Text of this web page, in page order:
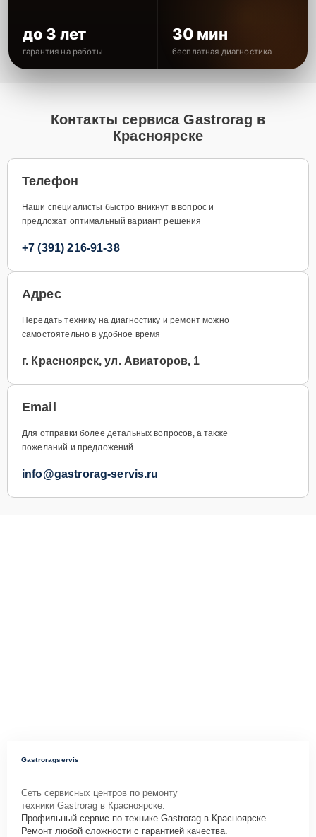
до 3 лет
гарантия на работы
30 мин
бесплатная диагностика
Контакты сервиса Gastrorag в
Красноярске
Телефон
Наши специалисты быстро вникнут в вопрос и
предложат оптимальный вариант решения
+7 (391) 216-91-38
Адрес
Передать технику на диагностику и ремонт можно
самостоятельно в удобное время
г. Красноярск, ул. Авиаторов, 1
Email
Для отправки более детальных вопросов, а также
пожеланий и предложений
info@gastrorag-servis.ru
Gastroragservis
Сеть сервисных центров по ремонту
техники Gastrorag в Красноярске.
Профильный сервис по технике Gastrorag в Красноярске.
Ремонт любой сложности с гарантией качества.